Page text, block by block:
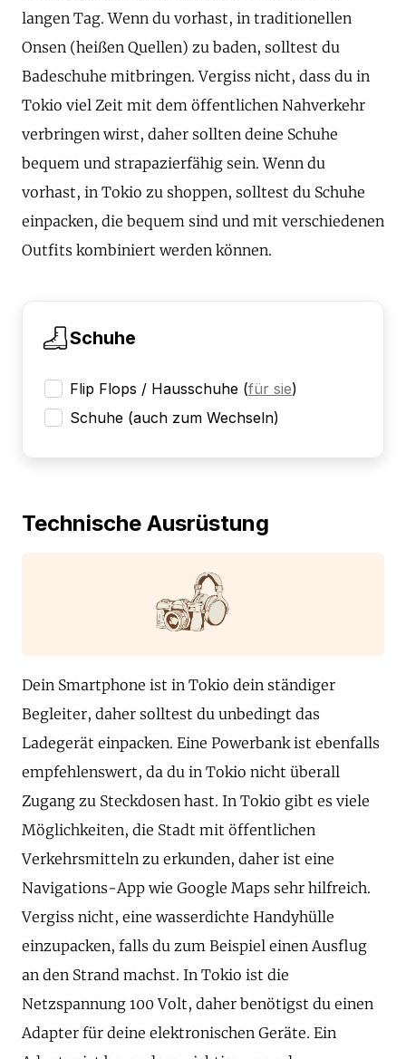
langen Tag. Wenn du vorhast, in traditionellen
Onsen (heißen Quellen) zu baden, solltest du
Badeschuhe mitbringen. Vergiss nicht, dass du in
Tokio viel Zeit mit dem öffentlichen Nahverkehr
verbringen wirst, daher sollten deine Schuhe
bequem und strapazierfähig sein. Wenn du
vorhast, in Tokio zu shoppen, solltest du Schuhe
einpacken, die bequem sind und mit verschiedenen
Outfits kombiniert werden können.
Schuhe
Flip Flops / Hausschuhe (für sie)
Schuhe (auch zum Wechseln)
Technische Ausrüstung
Dein Smartphone ist in Tokio dein ständiger
Begleiter, daher solltest du unbedingt das
Ladegerät einpacken. Eine Powerbank ist ebenfalls
empfehlenswert, da du in Tokio nicht überall
Zugang zu Steckdosen hast. In Tokio gibt es viele
Möglichkeiten, die Stadt mit öffentlichen
Verkehrsmitteln zu erkunden, daher ist eine
Navigations-App wie Google Maps sehr hilfreich.
Vergiss nicht, eine wasserdichte Handyhülle
einzupacken, falls du zum Beispiel einen Ausflug
an den Strand machst. In Tokio ist die
Netzspannung 100 Volt, daher benötigst du einen
Adapter für deine elektronischen Geräte. Ein